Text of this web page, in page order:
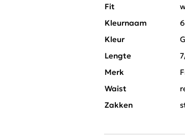
Fit
Kleurnaam
Kleur
Lengte
Merk
Waist
Zakken